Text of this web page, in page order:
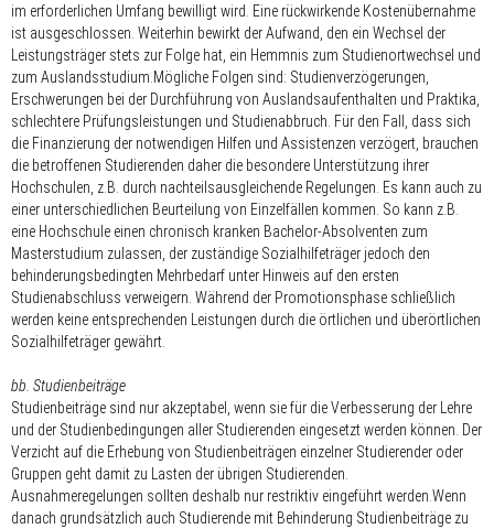
im erforderlichen Umfang bewilligt wird. Eine rückwirkende Kostenübernahme
ist ausgeschlossen. Weiterhin bewirkt der Aufwand, den ein Wechsel der
Leistungsträger stets zur Folge hat, ein Hemmnis zum Studienortwechsel und
zum Auslandsstudium.Mögliche Folgen sind: Studienverzögerungen,
Erschwerungen bei der Durchführung von Auslandsaufenthalten und Praktika,
schlechtere Prüfungsleistungen und Studienabbruch. Für den Fall, dass sich
die Finanzierung der notwendigen Hilfen und Assistenzen verzögert, brauchen
die betroffenen Studierenden daher die besondere Unterstützung ihrer
Hochschulen, z.B. durch nachteilsausgleichende Regelungen. Es kann auch zu
einer unterschiedlichen Beurteilung von Einzelfällen kommen. So kann z.B.
eine Hochschule einen chronisch kranken Bachelor-Absolventen zum
Masterstudium zulassen, der zuständige Sozialhilfeträger jedoch den
behinderungsbedingten Mehrbedarf unter Hinweis auf den ersten
Studienabschluss verweigern. Während der Promotionsphase schließlich
werden keine entsprechenden Leistungen durch die örtlichen und überörtlichen
Sozialhilfeträger gewährt.
bb. Studienbeiträge
Studienbeiträge sind nur akzeptabel, wenn sie für die Verbesserung der Lehre
und der Studienbedingungen aller Studierenden eingesetzt werden können. Der
Verzicht auf die Erhebung von Studienbeiträgen einzelner Studierender oder
Gruppen geht damit zu Lasten der übrigen Studierenden.
Ausnahmeregelungen sollten deshalb nur restriktiv eingeführt werden.Wenn
danach grundsätzlich auch Studierende mit Behinderung Studienbeiträge zu